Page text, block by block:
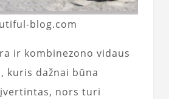
blog.com
ir kombinezono vidaus
kuris dažnai būna
nors turi